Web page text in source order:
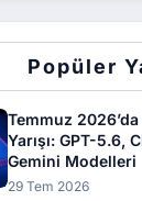
Popüler
Temmuz
Yarışı: GPT-5.6,
Gemini Modelleri
29 Tem 2026